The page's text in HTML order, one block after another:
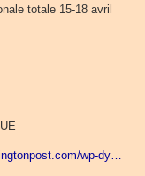
totale 15-18 avril
wp-dy…